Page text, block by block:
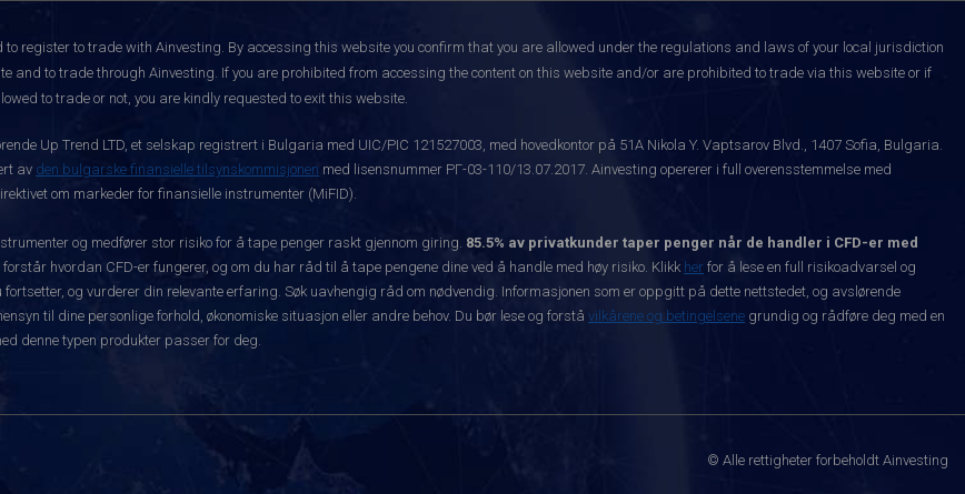
to register to trade with Ainvesting. By accessing this website you confirm that you are allowed under the regulations and laws of your local jurisdiction
and to trade through Ainvesting. If you are prohibited from accessing the content on this website and/or are prohibited to trade via this website or if
to trade or not, you are kindly requested to exit this website.
Up Trend LTD, et selskap registrert i Bulgaria med UIC/PIC 121527003, med hovedkontor på 51A Nikola Y. Vaptsarov Blvd., 1407 Sofia, Bulgaria.
av den bulgarske finansielle tilsynskommisjonen med lisensnummer РГ-03-110/13.07.2017. Ainvesting opererer i full overensstemmelse med
om markeder for finansielle instrumenter (MiFID).
og medfører stor risiko for å tape penger raskt gjennom giring. 85.5% av privatkunder taper penger når de handler i CFD-er med
hvordan CFD-er fungerer, og om du har råd til å tape pengene dine ved å handle med høy risiko. Klikk her for å lese en full risikoadvarsel og
og vurderer din relevante erfaring. Søk uavhengig råd om nødvendig. Informasjonen som er oppgitt på dette nettstedet, og avslørende
til dine personlige forhold, økonomiske situasjon eller andre behov. Du bør lese og forstå vilkårene og betingelsene grundig og rådføre deg med en
denne typen produkter passer for deg.
© Alle rettigheter forbeholdt Ainvesting